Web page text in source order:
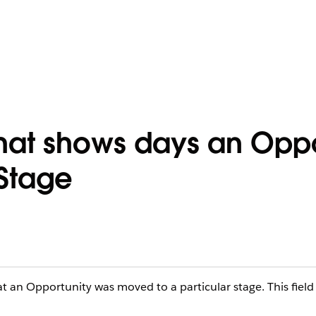
shows days an
an Opportunity was moved to a particular stage. This